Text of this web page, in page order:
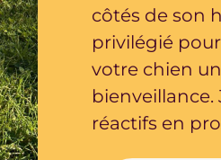
côtés de son
privilégié
votre chien
bienveillance.
réactifs en